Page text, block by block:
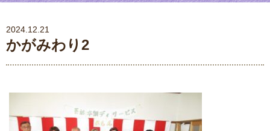
2024.12.21
かがみわり2